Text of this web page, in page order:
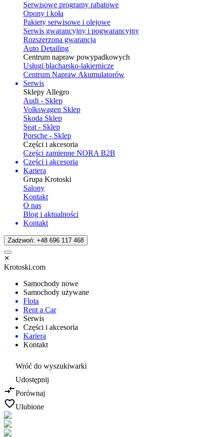
Serwisowe programy rabatowe
Opony i koła
Pakiety serwisowe i olejowe
Serwis gwarancyjny i pogwarancyjny
Rozszerzona gwarancja
Auto Detailing
Centrum napraw powypadkowych
Usługi blacharsko-lakiernicze
Centrum Napraw Akumulatorów
Serwis
Sklepy Allegro
Audi - Sklep
Volkswagen Sklep
Skoda Sklep
Seat - Sklep
Porsche - Sklep
Części i akcesoria
Części zamienne NORA B2B
Części i akcesoria
Kariera
Grupa Krotoski
Salony
Kontakt
O nas
Blog i aktualności
Kontakt
Zadzwoń: +48 696 117 468
Krotoski.com
Samochody nowe
Samochody używane
Flota
Rent a Car
Serwis
Części i akcesoria
Kariera
Kontakt
Wróć do wyszukiwarki
Udostępnij
Porównaj
Ulubione